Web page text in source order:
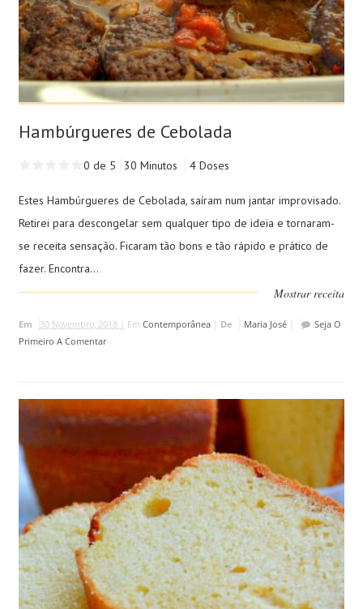
Hambúrgueres de Cebolada
0 de 5 30 Minutos 4 Doses
Estes Hambúrgueres de Cebolada, saíram num jantar improvisado.
Retirei para descongelar sem qualquer tipo de ideia e tornaram-
se receita sensação. Ficaram tão bons e tão rápido e prático de
fazer. Encontra...
Mostrar receita
Em 30 Novembro, 2018 | Em Contemporânea| De Maria José|
Seja O
Primeiro A Comentar